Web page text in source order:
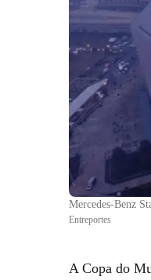
Mercedes-Benz
Entreportes
A Copa do